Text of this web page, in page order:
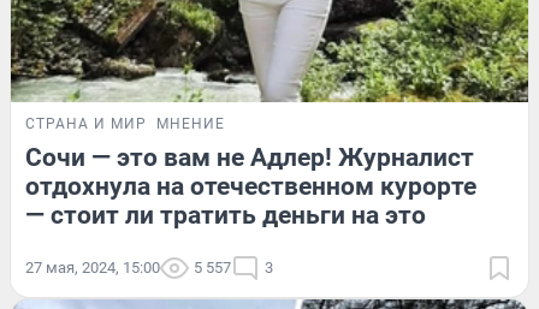
СТРАНА И МИР МНЕНИЕ
Сочи — это вам не Адлер! Журналист
отдохнула на отечественном курорте
— стоит ли тратить деньги на это
27 мая, 2024, 15:00 5 557 3